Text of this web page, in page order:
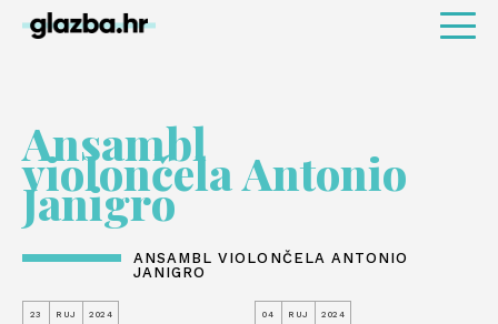
Ansambl
violončela Antonio
Janigro
ANSAMBL VIOLONČELA ANTONIO
JANIGRO
23 RUJ 2024 04 RUJ 2024